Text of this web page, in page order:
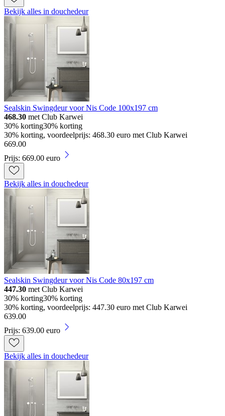
Bekijk alles in douchedeur
Sealskin Swingdeur voor Nis Code 100x197 cm
468.30 met Club Karwei
30% korting30% korting
30% korting, voordeelprijs: 468.30 euro met Club Karwei
669.00
Prijs: 669.00 euro
Bekijk alles in douchedeur
Sealskin Swingdeur voor Nis Code 80x197 cm
447.30 met Club Karwei
30% korting30% korting
30% korting, voordeelprijs: 447.30 euro met Club Karwei
639.00
Prijs: 639.00 euro
Bekijk alles in douchedeur